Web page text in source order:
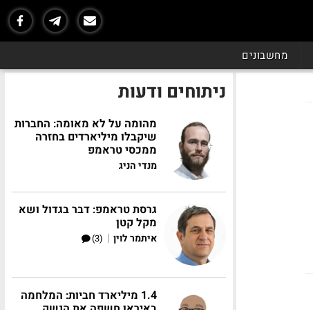
מחשבונים
ניתוחים ודעות
מהומה על לא מאומה: החברות
שיקבלו מיליארדים בחזרה
ממכסי טראמפ
מנדי הניג
גרסת טראמפ: דבר בגדול ושא
מקל קטן
איתמר לוין |
(3)
1.4 מיליארד חביות: המלחמה